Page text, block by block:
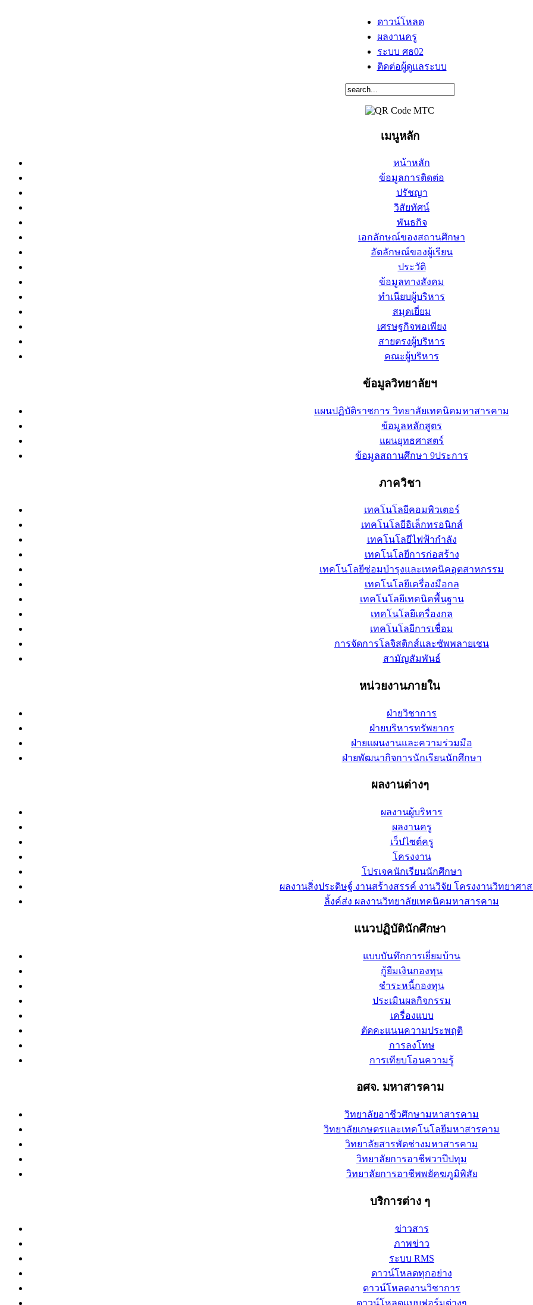
ดาวน์โหลด
ผลงานครู
ระบบ ศธ02
ติดต่อผู้ดูแลระบบ
เมนูหลัก
หน้าหลัก
ข้อมูลการติดต่อ
ปรัชญา
วิสัยทัศน์
พันธกิจ
เอกลักษณ์ของสถานศึกษา
อัตลักษณ์ของผู้เรียน
ประวัติ
ข้อมูลทางสังคม
ทำเนียบผู้บริหาร
สมุดเยี่ยม
เศรษฐกิจพอเพียง
สายตรงผู้บริหาร
คณะผู้บริหาร
ข้อมูลวิทยาลัยฯ
แผนปฏิบัติราชการ วิทยาลัยเทคนิคมหาสารคาม
ข้อมูลหลักสูตร
แผนยุทธศาสตร์
ข้อมูลสถานศึกษา 9ประการ
ภาควิชา
เทคโนโลยีคอมพิวเตอร์
เทคโนโลยีอิเล็กทรอนิกส์
เทคโนโลยีไฟฟ้ากำลัง
เทคโนโลยีการก่อสร้าง
เทคโนโลยีซ่อมบำรุงและเทคนิคอุตสาหกรรม
เทคโนโลยีเครื่องมือกล
เทคโนโลยีเทคนิคพื้นฐาน
เทคโนโลยีเครื่องกล
เทคโนโลยีการเชื่อม
การจัดการโลจิสติกส์และซัพพลายเชน
สามัญสัมพันธ์
หน่วยงานภายใน
ฝ่ายวิชาการ
ฝ่ายบริหารทรัพยากร
ฝ่ายแผนงานและความร่วมมือ
ฝ่ายพัฒนากิจการนักเรียนนักศึกษา
ผลงานต่างๆ
ผลงานผู้บริหาร
ผลงานครู
เว็ปไซต์ครู
โครงงาน
โปรเจคนักเรียนนักศึกษา
ผลงานสิ่งประดิษฐ์ งานสร้างสรรค์ งานวิจัย โครงงานวิทยาศา
ลิ้งค์ส่ง ผลงานวิทยาลัยเทคนิคมหาสารคาม
แนวปฏิบัตินักศึกษา
แบบบันทึกการเยี่ยมบ้าน
กู้ยืมเงินกองทุน
ชำระหนี้กองทุน
ประเมินผลกิจกรรม
เครื่องแบบ
ตัดคะแนนความประพฤติ
การลงโทษ
การเทียบโอนความรู้
อศจ. มหาสารคาม
วิทยาลัยอาชีวศึกษามหาสารคาม
วิทยาลัยเกษตรและเทคโนโลยีมหาสารคาม
วิทยาลัยสารพัดช่างมหาสารคาม
วิทยาลัยการอาชีพวาปีปทุม
วิทยาลัยการอาชีพพยัคฆภูมิพิสัย
บริการต่าง ๆ
ข่าวสาร
ภาพข่าว
ระบบ RMS
ดาวน์โหลดทุกอย่าง
ดาวน์โหลดงานวิชาการ
ดาวน์โหลดแบบฟอร์มต่างๆ